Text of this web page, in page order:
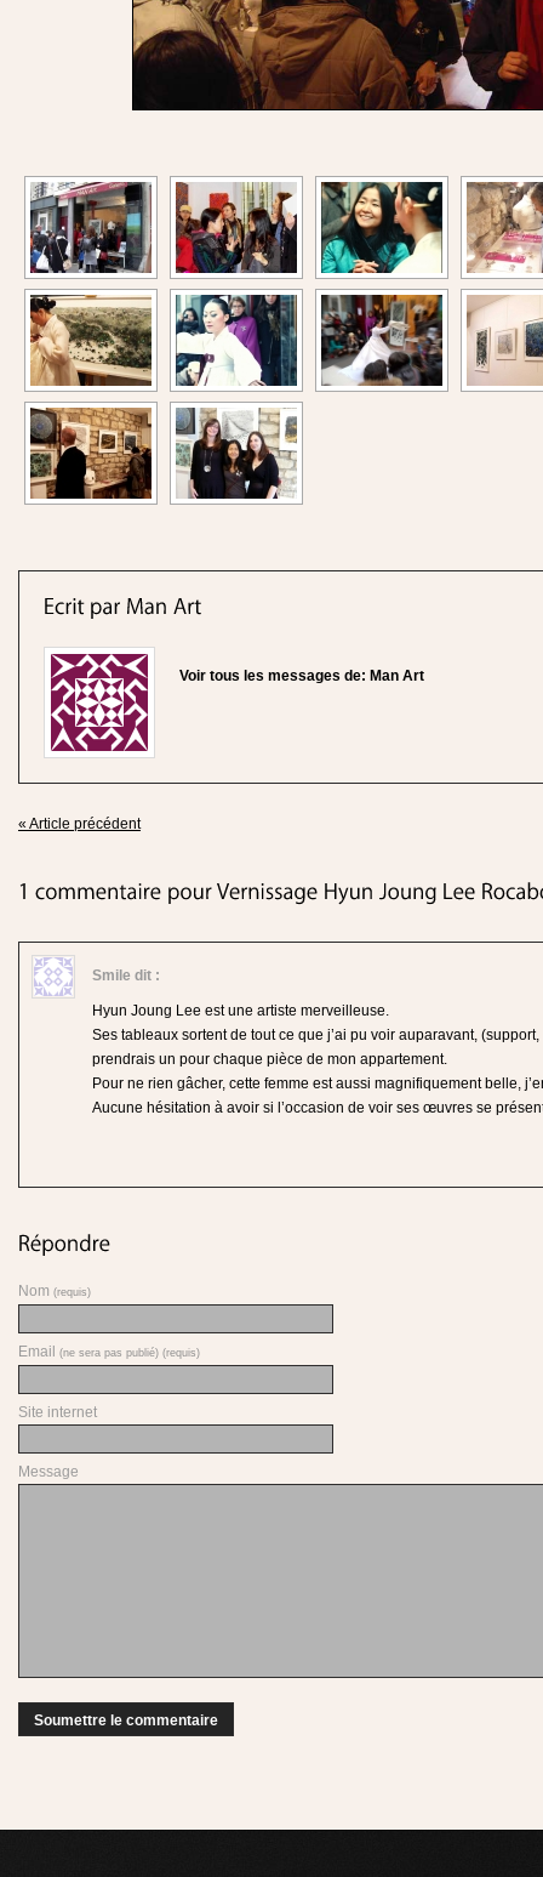
Voir tous les messages de: Man Art
« Article précédent
Smile dit :
Hyun Joung Lee est une artiste merveilleuse.
Ses tableaux sortent de tout ce que j’ai pu voir auparavant,
prendrais un pour chaque pièce de mon appartement.
Pour ne rien gâcher, cette femme est aussi magnifiquement belle,
Aucune hésitation à avoir si l’occasion de voir ses œuvres se
Nom (requis)
Email (ne sera pas publié) (requis)
Site internet
Message